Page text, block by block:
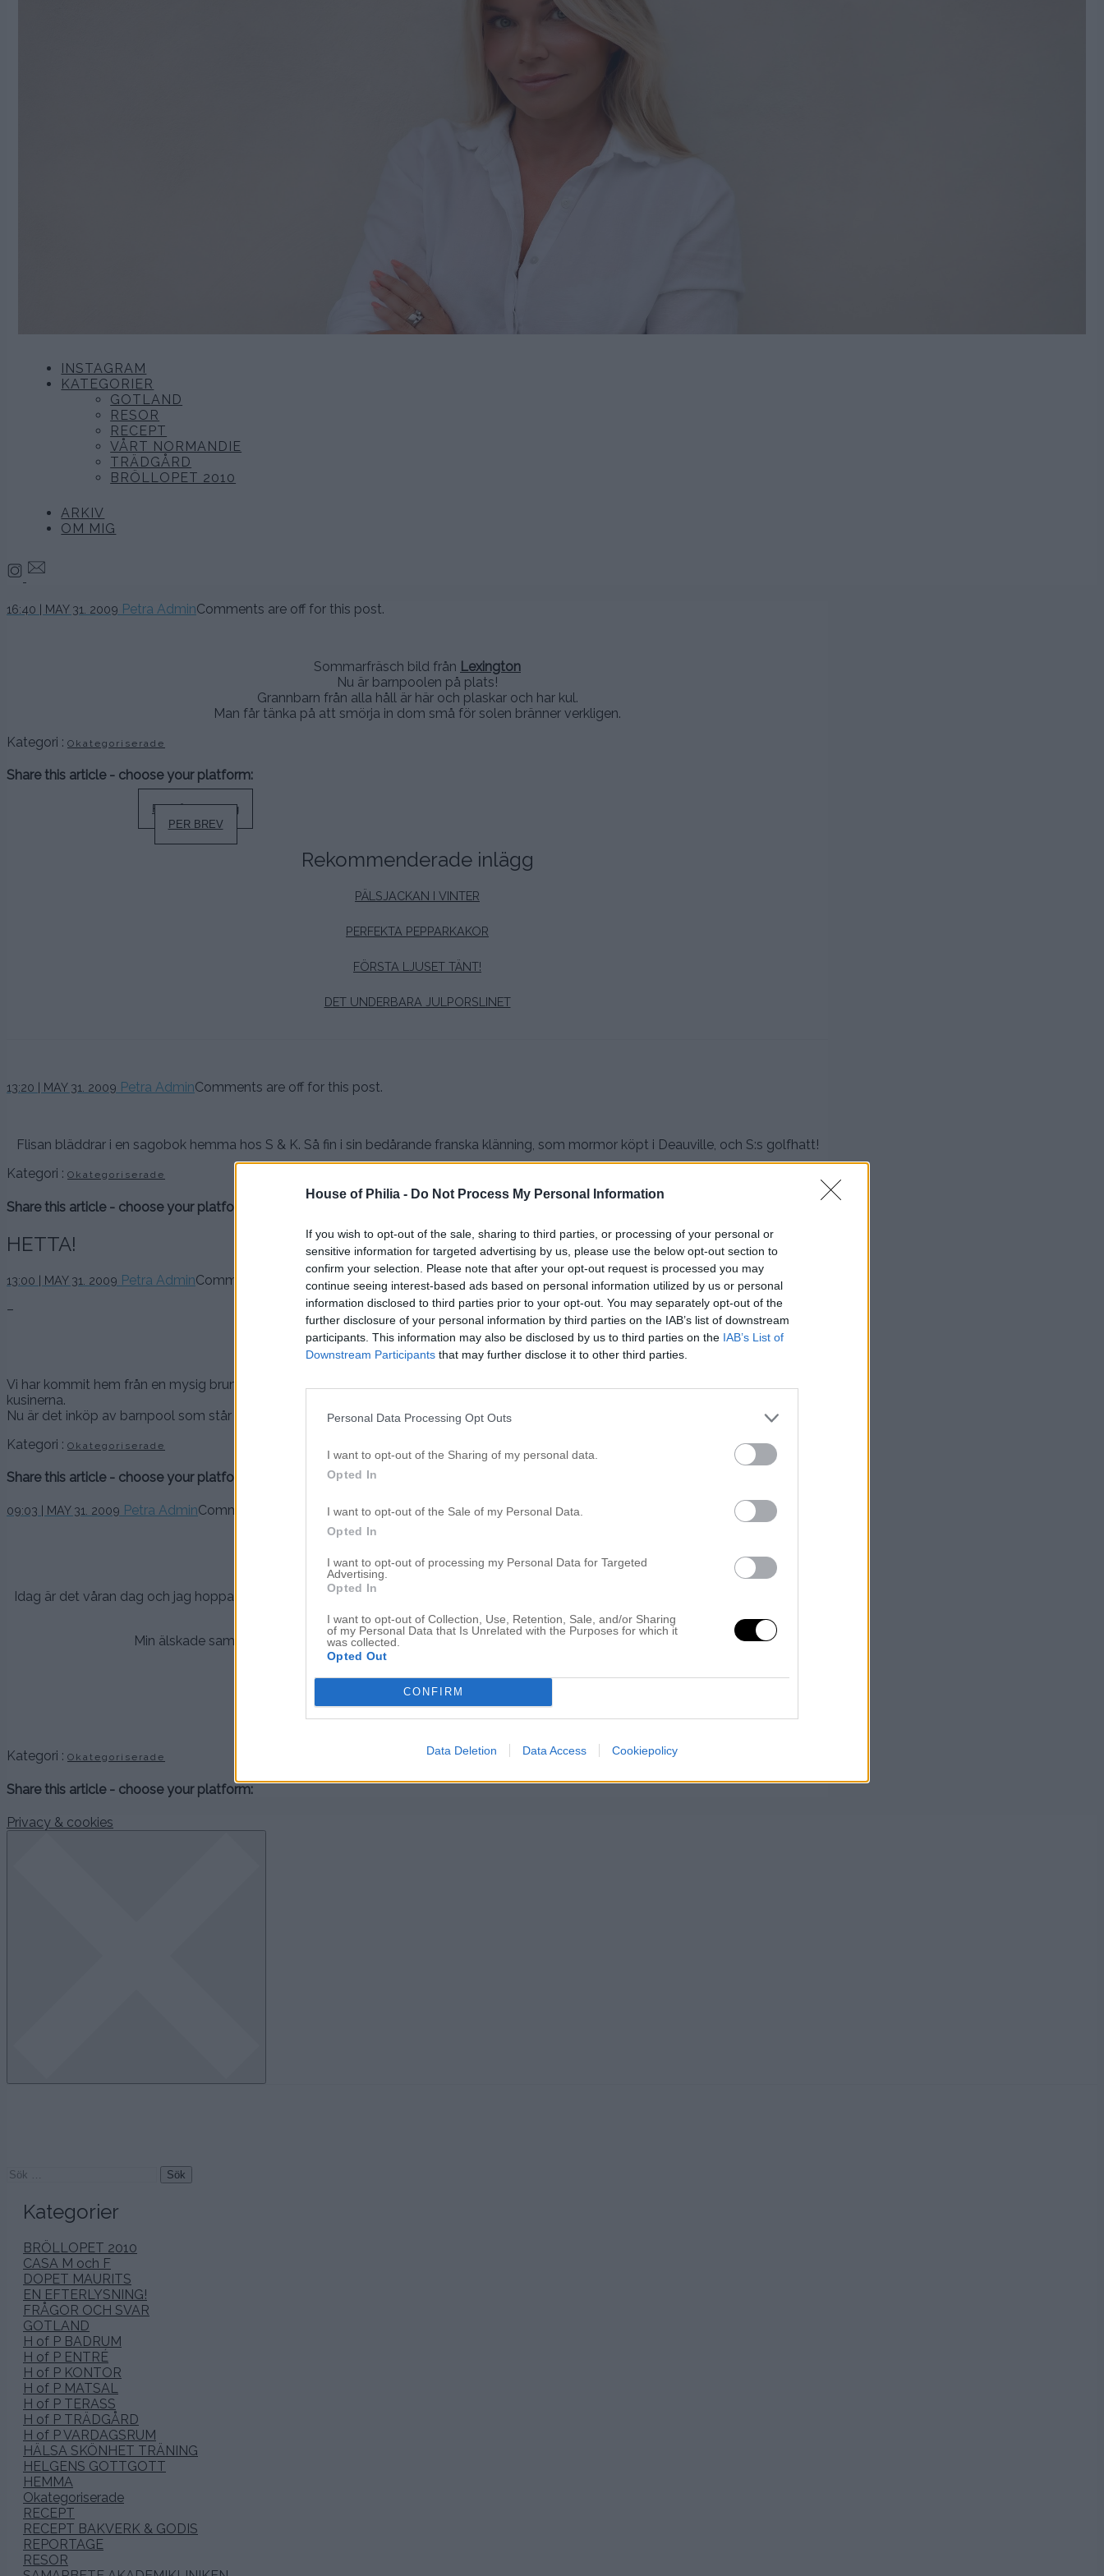
House of Philia - Do Not Process My Personal Information
If you wish to opt-out of the sale, sharing to third parties, or processing of your personal or
sensitive information for targeted advertising by us, please use the below opt-out section to
confirm your selection. Please note that after your opt-out request is processed you may
continue seeing interest-based ads based on personal information utilized by us or personal
information disclosed to third parties prior to your opt-out. You may separately opt-out of the
further disclosure of your personal information by third parties on the IAB’s list of downstream
participants. This information may also be disclosed by us to third parties on the IAB’s List of
Downstream Participants that may further disclose it to other third parties.
Personal Data Processing Opt Outs
I want to opt-out of the Sharing of my personal data.
Opted In
I want to opt-out of the Sale of my Personal Data.
Opted In
I want to opt-out of processing my Personal Data for Targeted
Advertising.
Opted In
I want to opt-out of Collection, Use, Retention, Sale, and/or Sharing
of my Personal Data that Is Unrelated with the Purposes for which it
was collected.
Opted Out
CONFIRM
Data Deletion Data Access Cookiepolicy
INSTAGRAM
KATEGORIER
GOTLAND
RESOR
RECEPT
VÅRT NORMANDIE
TRÄDGÅRD
BRÖLLOPET 2010
ARKIV
OM MIG
16:40 | MAY 31. 2009 Petra AdminComments are off for this post.
Sommarfräsch bild från Lexington
Nu är barnpoolen på plats!
Grannbarn från alla håll är här och plaskar och har kul.
Man får tänka på att smörja in dom små för solen bränner verkligen.
Kategori : Okategoriserade
Share this article - choose your platform:
InläggsnavigeringFöregående inlägg
PER BREV
Rekommenderade inlägg
PÄLSJACKAN I VINTER
PERFEKTA PEPPARKAKOR
FÖRSTA LJUSET TÄNT!
DET UNDERBARA JULPORSLINET
13:20 | MAY 31. 2009 Petra AdminComments are off for this post.
Flisan bläddrar i en sagobok hemma hos S & K. Så fin i sin bedårande franska klänning, som mormor köpt i Deauville, och S:s golfhatt!
Kategori : Okategoriserade
Share this article - choose your platform:
HETTA!
13:00 | MAY 31. 2009 Petra AdminComments are off for this post.
–
Nästan hela familjen samlad utanför våran villa!
Vi har kommit hem från en mysig brunch hemma hos mina svärföräldrar. Där var även min svägerska, hennes man och dom söta små
kusinerna.
Nu är det inköp av barnpool som står på agendan för det är HETT ute nu
Kategori : Okategoriserade
Share this article - choose your platform:
09:03 | MAY 31. 2009 Petra AdminComments are off for this post.
Grattis all mammor!
Idag är det våran dag och jag hoppas ni blir riktigt fint uppvaktade av era små. Fick gulliga teckningar och ett pärlhalsband, som Flisan
så noggrant gjort, här på morgonen. Såå fint!
Min älskade sambo har också köpt så fina rosa rosor och en underbar blus till mig ifrån barnen.
Nu ska jag ringa och gratulera min egen underbara lilla mor…
Kategori : Okategoriserade
Share this article - choose your platform:
Privacy & cookies
Sök
Kategorier
BRÖLLOPET 2010
CASA M och F
DOPET MAURITS
EN EFTERLYSNING!
FRÅGOR OCH SVAR
GOTLAND
H of P BADRUM
H of P ENTRÉ
H of P KONTOR
H of P MATSAL
H of P TERASS
H of P TRÄDGÅRD
H of P VARDAGSRUM
HÄLSA SKÖNHET TRÄNING
HELGENS GOTTGOTT
HEMMA
Okategoriserade
RECEPT
RECEPT BAKVERK & GODIS
REPORTAGE
RESOR